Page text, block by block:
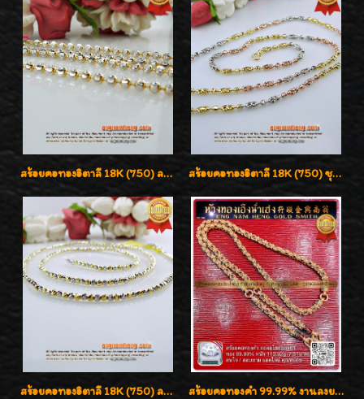
สร้อยคอทองอิตาลี 18K (750) ลายยินตันแกะมูนคัดสวย ลายนี้เงามากๆค่ะ ใส่ทนแข็งแรง สร้อยคอทองอิตาลี 18K (750) ชุบ 3 สี แกะลายสวยรุ่นใหม่ ลายละเอียดเงาวิบวับค่ะ
สร้อยคอทองอิตาลี 18K (750) ลายสวยตัดเหลี่ยมคมชัด ใส่สวยน่ารักค่ะ สร้อยคอทองคำ 99.99% งานลงยาสุโขทัยแท้ งานช่างทองโบราณ หรูหรา น่าสะสมค่ะ